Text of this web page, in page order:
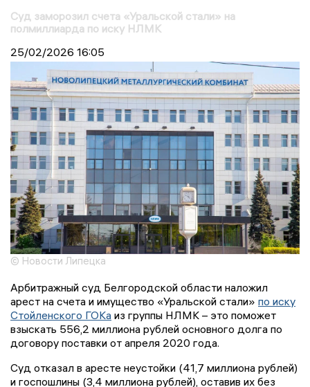
Суд заморозил счета «Уральской стали» на
полмиллиарда по иску НЛМК
25/02/2026 16:05
© Новости Липецка
Арбитражный суд Белгородской области наложил
арест на счета и имущество «Уральской стали» по иску
Стойленского ГОКа из группы НЛМК – это поможет
взыскать 556,2 миллиона рублей основного долга по
договору поставки от апреля 2020 года.
Суд отказал в аресте неустойки (41,7 миллиона рублей)
и госпошлины (3,4 миллиона рублей), оставив их без